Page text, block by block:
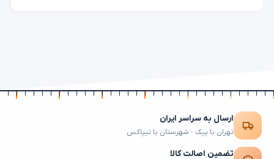
ارسال به سراسر ایران
تهران با پیک · شهرستان با تیپاکس
تضمین اصالت کالا